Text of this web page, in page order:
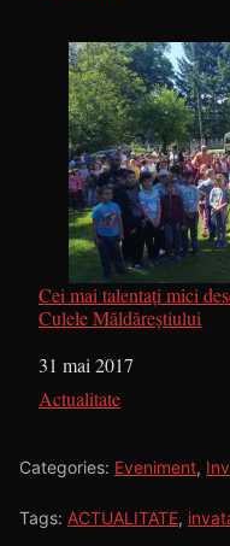
Cei mai talentaţi mici
Culele Măldăreştiului
Dată
31 mai 2017
În legătură cu
Actualitate
Categories: Eveniment,
Tags: ACTUALITATE,